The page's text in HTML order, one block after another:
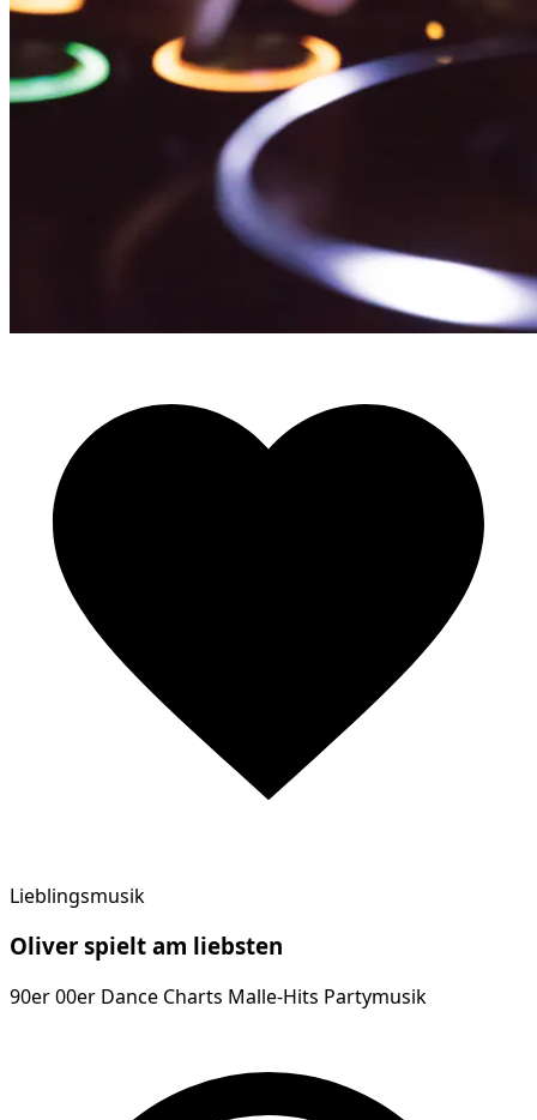
Lieblingsmusik
Oliver spielt am liebsten
90er 00er Dance Charts Malle-Hits Partymusik